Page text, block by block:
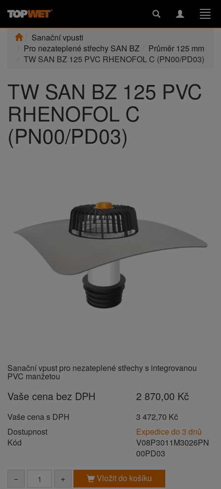
Toggle
Toggle
Sanační vpusti
Pro nezateplené střechy SAN BZ
Průměr 125 mm
TW SAN BZ 125 PVC RHENOFOL C (PN00/PD03)
TW SAN BZ 125 PVC
RHENOFOL C
(PN00/PD03)
Sanační vpust pro nezateplené střechy s integrovanou
PVC manžetou
Vaše cena bez DPH 2 870,00 Kč
Vaše cena s DPH
3 472,70 Kč
Dostupnost
Expedice do 3 dnů
Kód
V08P3011M3026PN
00PD03
− + Vložit do košíku